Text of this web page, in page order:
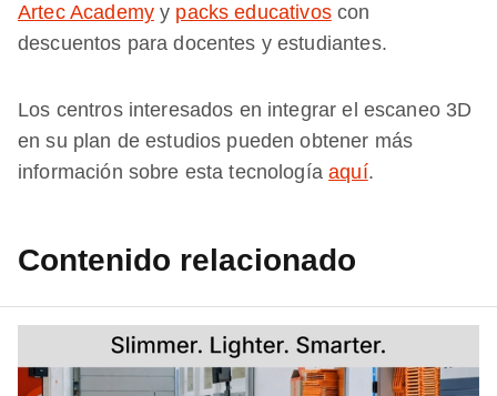
Artec Academyy packs educativoscon
descuentos para docentes y estudiantes.
Los centros interesados en integrar el escaneo 3D
en su plan de estudios pueden obtener más
información sobre esta tecnologíaaquí.
Contenido relacionado